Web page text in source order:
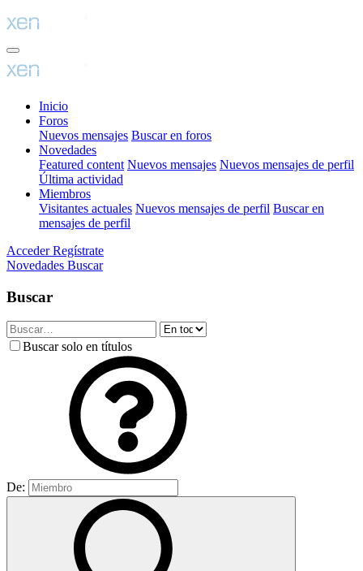
Inicio
Foros
Nuevos mensajes Buscar en foros
Novedades
Featured content Nuevos mensajes Nuevos mensajes de perfil
Última actividad
Miembros
Visitantes actuales Nuevos mensajes de perfil Buscar en
mensajes de perfil
Acceder Regístrate
Novedades Buscar
Buscar
Buscar solo en títulos
De: